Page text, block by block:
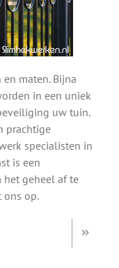
maten. Bijna
in een uniek
uw tuin.
prachtige
specialisten in
is een
het geheel af te
ons op.